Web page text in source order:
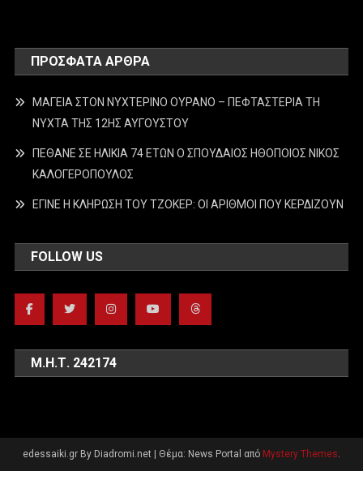
ΠΡΌΣΦΑΤΑ ΆΡΘΡΑ
ΜΑΓΕΙΑ ΣΤΟΝ ΝΥΧΤΕΡΙΝΟ ΟΥΡΑΝΟ – ΠΕΦΤΑΣΤΕΡΙΑ ΤΗ
ΝΥΧΤΑ ΤΗΣ 12ΗΣ ΑΥΓΟΥΣΤΟΥ
ΠΕΘΑΝΕ ΣΕ ΗΛΙΚΙΑ 74 ΕΤΩΝ Ο ΣΠΟΥΔΑΙΟΣ ΗΘΟΠΟΙΟΣ ΝΙΚΟΣ
ΚΑΛΟΓΕΡΟΠΟΥΛΟΣ
ΕΓΙΝΕ Η ΚΛΗΡΩΣΗ ΤΟΥ ΤΖΟΚΕΡ: ΟΙ ΑΡΙΘΜΟΙ ΠΟΥ ΚΕΡΔΙΖΟΥΝ
FOLLOW US
Μ.Η.Τ. 242174
edessaiki.gr By Diadromi.net Θέμα: News Portal από Mystery Themes.